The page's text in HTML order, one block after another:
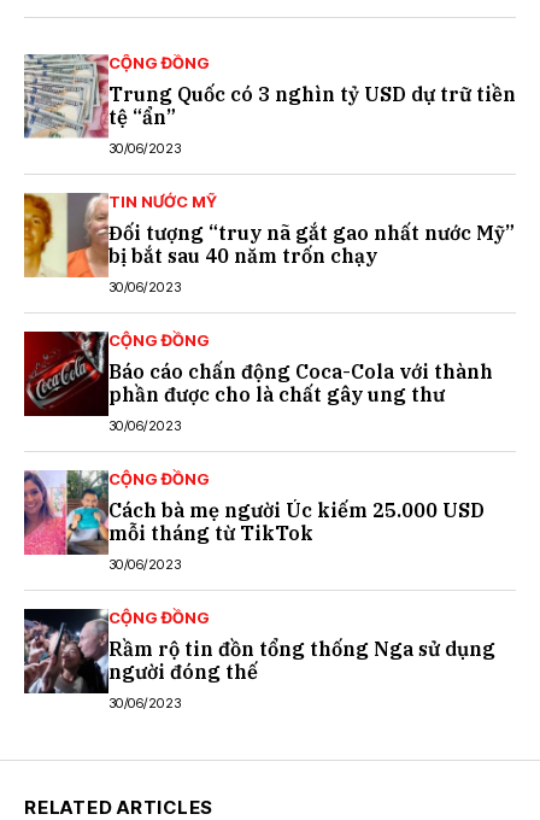
CỘNG ĐỒNG
Trung Quốc có 3 nghìn tỷ USD dự trữ tiền
tệ “ẩn”
30/06/2023
TIN NƯỚC MỸ
Đối tượng “truy nã gắt gao nhất nước Mỹ”
bị bắt sau 40 năm trốn chạy
30/06/2023
CỘNG ĐỒNG
Báo cáo chấn động Coca-Cola với thành
phần được cho là chất gây ung thư
30/06/2023
CỘNG ĐỒNG
Cách bà mẹ người Úc kiếm 25.000 USD
mỗi tháng từ TikTok
30/06/2023
CỘNG ĐỒNG
Rầm rộ tin đồn tổng thống Nga sử dụng
người đóng thế
30/06/2023
RELATED ARTICLES